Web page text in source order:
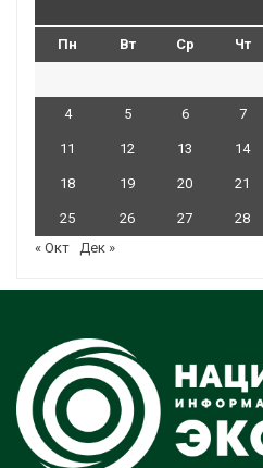
Пн Вт Ср Чт
4 5 6 7
11 12 13 14
18 19 20 21
25 26 27 28
« Окт
Дек »